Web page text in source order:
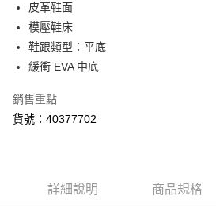
Google Pay
運送方式
每筆NT$150，滿NT$1,800(含以上)免運費
皮革鞋面
模壓鞋床
鞋跟類型：平底
緩衝 EVA 中底
銷售重點
貨號：40377702
詳細說明 商品規格